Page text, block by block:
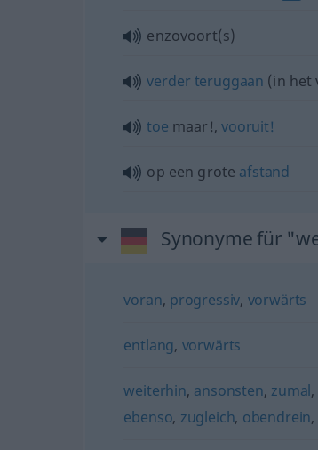
enzovoort(s)
verder teruggaan (in het
toe maar!,vooruit!
op een grote afstand
Synonyme für
voran, progressiv, vorwärts
entlang, vorwärts
weiterhin, ansonsten, zumal,
ebenso, zugleich, obendrein,